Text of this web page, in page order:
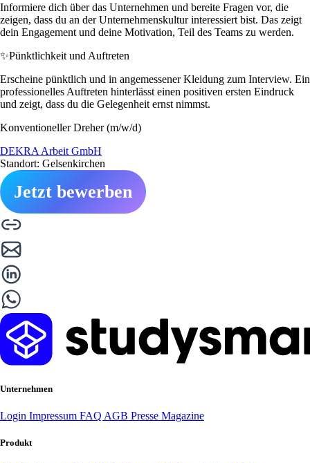
Informiere dich über das Unternehmen und bereite Fragen vor, die
zeigen, dass du an der Unternehmenskultur interessiert bist. Das zeigt
dein Engagement und deine Motivation, Teil des Teams zu werden.
✨Pünktlichkeit und Auftreten
Erscheine pünktlich und in angemessener Kleidung zum Interview. Ein
professionelles Auftreten hinterlässt einen positiven ersten Eindruck
und zeigt, dass du die Gelegenheit ernst nimmst.
Konventioneller Dreher (m/w/d)
DEKRA Arbeit GmbH
Standort: Gelsenkirchen
Jetzt bewerben
Unternehmen
Login Impressum FAQ AGB Presse Magazine
Produkt